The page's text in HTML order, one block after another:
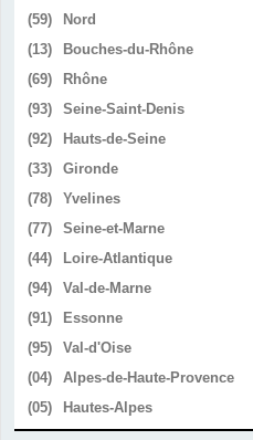
(59)
Nord
(13)
Bouches-du-Rhône
(69)
Rhône
(93)
Seine-Saint-Denis
(92)
Hauts-de-Seine
(33)
Gironde
(78)
Yvelines
(77)
Seine-et-Marne
(44)
Loire-Atlantique
(94)
Val-de-Marne
(91)
Essonne
(95)
Val-d'Oise
(04)
Alpes-de-Haute-Provence
(05)
Hautes-Alpes